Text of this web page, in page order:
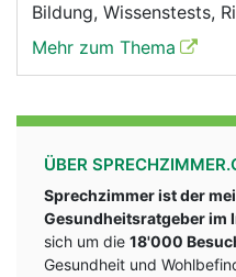
Bildung, Wissenstests,
Mehr zum Thema
ÜBER
Sprechzimmer ist der
Gesundheitsratgeber im
sich um die 18'000
Gesundheit und